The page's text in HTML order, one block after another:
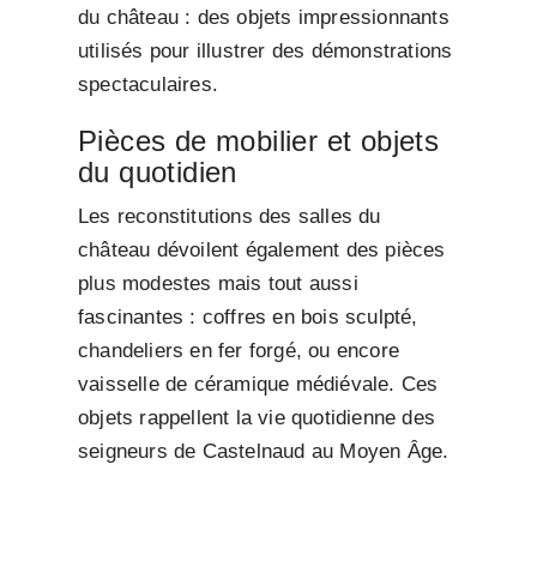
du château : des objets impressionnants
utilisés pour illustrer des démonstrations
spectaculaires.
Pièces de mobilier et objets
du quotidien
Les reconstitutions des salles du
château dévoilent également des pièces
plus modestes mais tout aussi
fascinantes : coffres en bois sculpté,
chandeliers en fer forgé, ou encore
vaisselle de céramique médiévale. Ces
objets rappellent la vie quotidienne des
seigneurs de Castelnaud au Moyen Âge.